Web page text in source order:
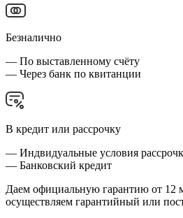
Безналично
— По выставленному счёту
— Через банк по квитанции
В кредит или рассрочку
— Индвидуальные условия
— Банковский кредит
Даем официальную гарантию от 12
осуществляем гарантийный или